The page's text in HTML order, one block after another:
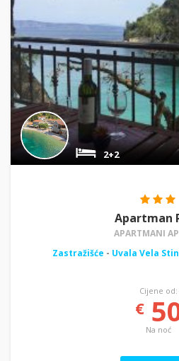
2+2
Apartman
APARTMANI
Zastražišće - Uvala Vela
Cijene od:
€
Na noć